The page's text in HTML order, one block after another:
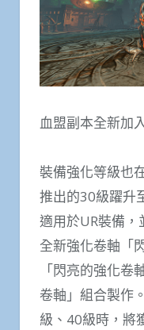
血盟副本全新加
裝備強化等級也
推出的30級躍升
適用於UR裝備
全新強化卷軸「
「閃亮的強化
卷軸」組合製作
級、40級時，將